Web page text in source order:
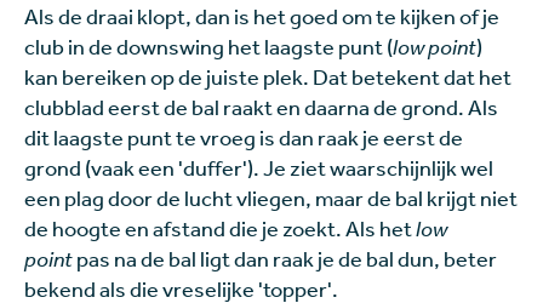
Als de draai klopt, dan is het goed om te kijken of je
club in de downswing het laagste punt (low point)
kan bereiken op de juiste plek. Dat betekent dat het
clubblad eerst de bal raakt en daarna de grond. Als
dit laagste punt te vroeg is dan raak je eerst de
grond (vaak een 'duffer'). Je ziet waarschijnlijk wel
een plag door de lucht vliegen, maar de bal krijgt niet
de hoogte en afstand die je zoekt. Als hetlow
pointpas na de bal ligt dan raak je de bal dun, beter
bekend als die vreselijke 'topper'.